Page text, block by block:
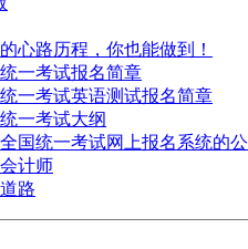
心路历程，你也能做到！
一考试报名简章
一考试英语测试报名简章
一考试大纲
国统一考试网上报名系统的
计师
路